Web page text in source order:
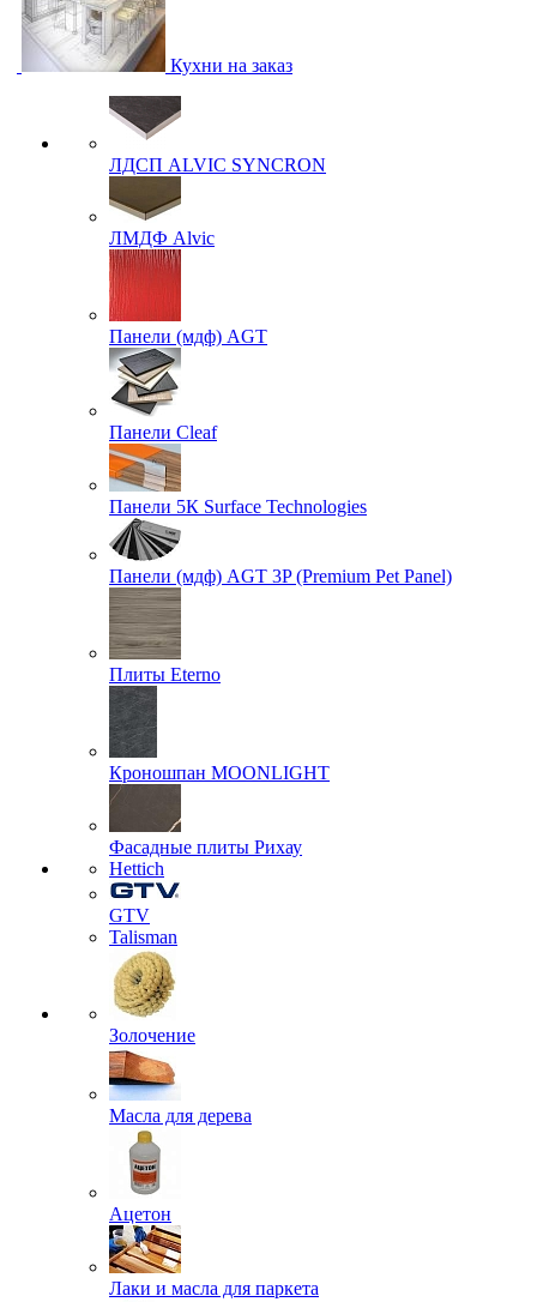
Кухни на заказ
ЛДСП ALVIC SYNCRON
ЛМДФ Alvic
Панели (мдф) AGT
Панели Cleaf
Панели 5К Surface Technologies
Панели (мдф) AGT 3P (Premium Pet Panel)
Плиты Eterno
Кроношпан MOONLIGHT
Фасадные плиты Рихау
Hettich
GTV
Talisman
Золочение
Масла для дерева
Ацетон
Лаки и масла для паркета